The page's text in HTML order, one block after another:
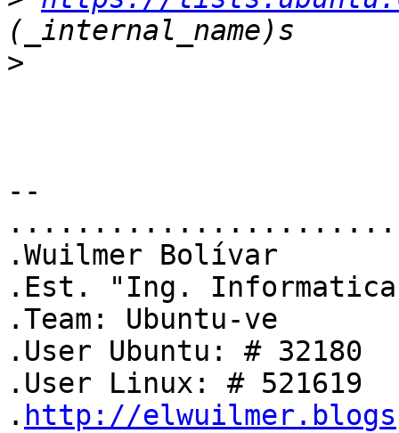
>
--
.Wuilmer Bolívar
.Est. "Ing.
.Team: Ubuntu-ve
.User Ubuntu: #
.User Linux: #
. http://